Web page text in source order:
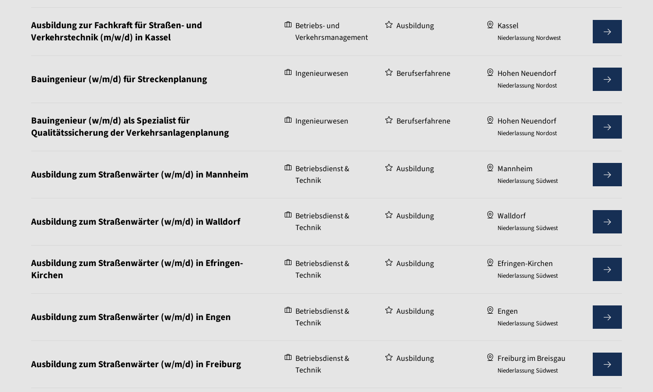
Ausbildung zur Fachkraft für Straßen- und
Verkehrstechnik (m/w/d) in Kassel
Betriebs- und
Verkehrsmanagement
Ausbildung Kassel
Niederlassung Nordwest
Bauingenieur (w/m/d) für Streckenplanung Ingenieurwesen Berufserfahrene Hohen Neuendorf
Niederlassung Nordost
Bauingenieur (w/m/d) als Spezialist für
Qualitätssicherung der Verkehrsanlagenplanung
Ingenieurwesen Berufserfahrene Hohen Neuendorf
Niederlassung Nordost
Ausbildung zum Straßenwärter (w/m/d) in Mannheim
Betriebsdienst &
Technik
Ausbildung Mannheim
Niederlassung Südwest
Ausbildung zum Straßenwärter (w/m/d) in Walldorf
Betriebsdienst &
Technik
Ausbildung Walldorf
Niederlassung Südwest
Ausbildung zum Straßenwärter (w/m/d) in Efringen-
Kirchen
Betriebsdienst &
Technik
Ausbildung Efringen-Kirchen
Niederlassung Südwest
Ausbildung zum Straßenwärter (w/m/d) in Engen
Betriebsdienst &
Technik
Ausbildung Engen
Niederlassung Südwest
Ausbildung zum Straßenwärter (w/m/d) in Freiburg
Betriebsdienst &
Technik
Ausbildung Freiburg im Breisgau
Niederlassung Südwest